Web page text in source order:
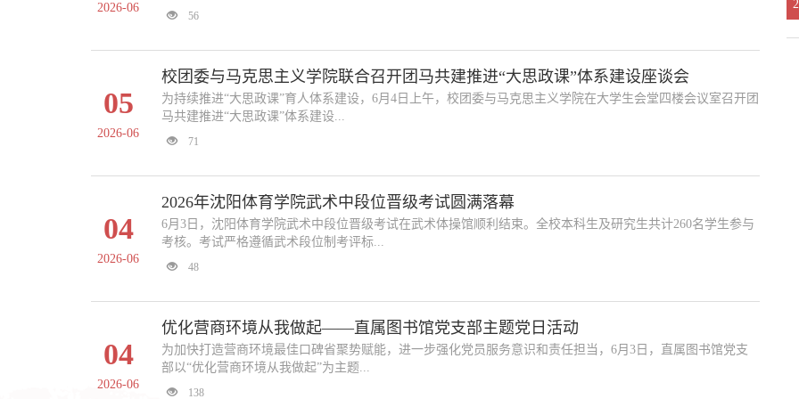
2026-06
56
05
2026-06
校团委与马克思主义学院联合召开团马共建推进“大思政课”体系建设座谈会
为持续推进“大思政课”育人体系建设，6月4日上午，校团委与马克思主义学院在大学生会堂四楼会议室召开团
马共建推进“大思政课”体系建设...
71
04
2026-06
2026年沈阳体育学院武术中段位晋级考试圆满落幕
6月3日，沈阳体育学院武术中段位晋级考试在武术体操馆顺利结束。全校本科生及研究生共计260名学生参与
考核。考试严格遵循武术段位制考评标...
48
04
2026-06
优化营商环境从我做起——直属图书馆党支部主题党日活动
为加快打造营商环境最佳口碑省聚势赋能，进一步强化党员服务意识和责任担当，6月3日，直属图书馆党支
部以“优化营商环境从我做起”为主题...
138